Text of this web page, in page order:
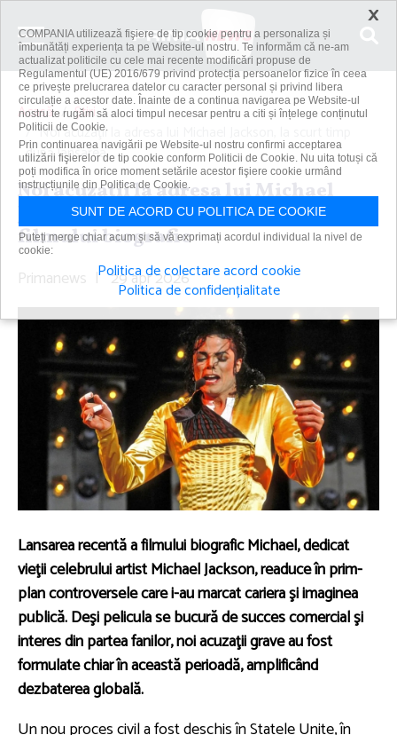
Acasă
Știri
Noi acuzaţii la adresa lui Michael Jackson, la scurt timp
după lansarea...
Noi acuzaţii la adresa lui Michael
Jackson, la scurt timp după lansarea
filmului biografic
Primanews | 29 apr 2026
Lansarea recentă a filmului biografic Michael, dedicat
vieţii celebrului artist Michael Jackson, readuce în prim-
plan controversele care i-au marcat cariera şi imaginea
publică. Deşi pelicula se bucură de succes comercial şi
interes din partea fanilor, noi acuzaţii grave au fost
formulate chiar în această perioadă, amplificând
dezbaterea globală.
×
COMPANIA utilizează fişiere de tip cookie pentru a personaliza și
îmbunătăți experiența ta pe Website-ul nostru. Te informăm că ne-am
actualizat politicile cu cele mai recente modificări propuse de
Regulamentul (UE) 2016/679 privind protecția persoanelor fizice în ceea
ce privește prelucrarea datelor cu caracter personal și privind libera
circulație a acestor date. Înainte de a continua navigarea pe Website-ul
nostru te rugăm să aloci timpul necesar pentru a citi și înțelege conținutul
Politicii de Cookie.
Prin continuarea navigării pe Website-ul nostru confirmi acceptarea
utilizării fişierelor de tip cookie conform Politicii de Cookie. Nu uita totuși că
poți modifica în orice moment setările acestor fişiere cookie urmând
instrucțiunile din Politica de Cookie.
SUNT DE ACORD CU POLITICA DE COOKIE
Puteți merge chiar acum și să vă exprimați acordul individual la nivel de
cookie:
Politica de colectare acord cookie
Politica de confidențialitate